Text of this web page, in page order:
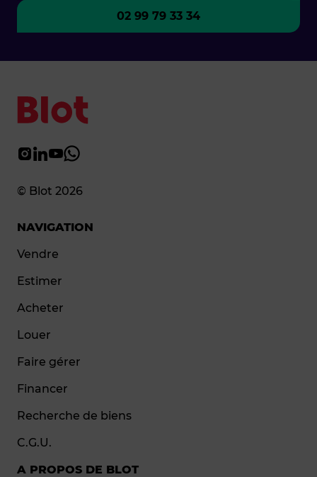
02 99 79 33 34
© Blot 2026
NAVIGATION
Vendre
Estimer
Acheter
Louer
Faire gérer
Financer
Recherche de biens
C.G.U.
A PROPOS DE BLOT